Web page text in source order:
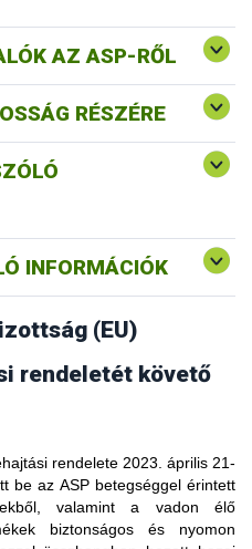
AZ ASP-RŐL
RÉSZÉRE
INFORMÁCIÓK
(EU)
rendeletét követő
rendelete 2023. április 21-
be az ASP betegséggel érintett
valamint a vadon élő
biztonságos és nyomon